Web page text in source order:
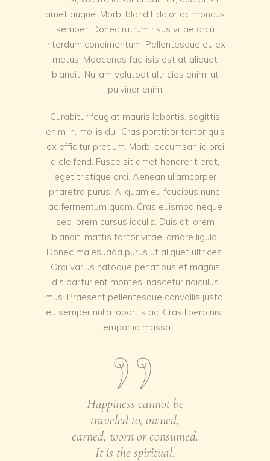
amet augue. Morbi blandit dolor ac rhoncus
semper. Donec rutrum risus vitae arcu
interdum condimentum. Pellentesque eu ex
metus. Maecenas facilisis est at aliquet
blandit. Nullam volutpat ultricies enim, ut
pulvinar enim
Curabitur feugiat mauris lobortis, sagittis
enim in, mollis dui. Cras porttitor tortor quis
ex efficitur pretium. Morbi accumsan id orci
a eleifend. Fusce sit amet hendrerit erat,
eget tristique orci. Aenean ullamcorper
pharetra purus. Aliquam eu faucibus nunc,
ac fermentum quam. Cras euismod neque
sed lorem cursus iaculis. Duis at lorem
blandit, mattis tortor vitae, ornare ligula.
Donec malesuada purus ut aliquet ultrices.
Orci varius natoque penatibus et magnis
dis parturient montes, nascetur ridiculus
mus. Praesent pellentesque convallis justo,
eu semper nulla lobortis ac. Cras libero nisi,
tempor id massa
Happiness cannot be
traveled to, owned,
earned, worn or consumed.
It is the spiritual.